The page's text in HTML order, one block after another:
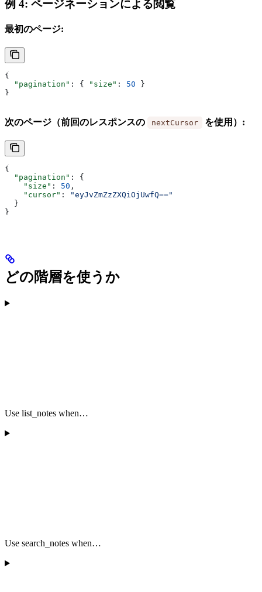
例 4: ページネーションによる閲覧
最初のページ:
{
  "pagination"
: { "size" : 50 }
}
次のページ（前回のレスポンスの nextCursor を使用）:
{
  "pagination"
: {
    "size"
: 50 ,
    "cursor"
:
"eyJvZmZzZXQiOjUwfQ=="
  }
}
どの階層を使うか
Use list_notes when…
Use search_notes when…